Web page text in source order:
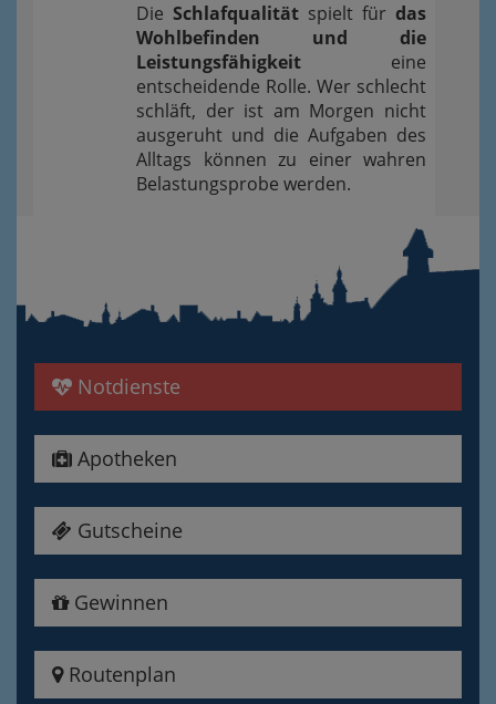
Die Schlafqualität spielt für das
Wohlbefinden und die
Leistungsfähigkeit eine
entscheidende Rolle. Wer schlecht
schläft, der ist am Morgen nicht
ausgeruht und die Aufgaben des
Alltags können zu einer wahren
Belastungsprobe werden.
Notdienste
Apotheken
Gutscheine
Gewinnen
Routenplan